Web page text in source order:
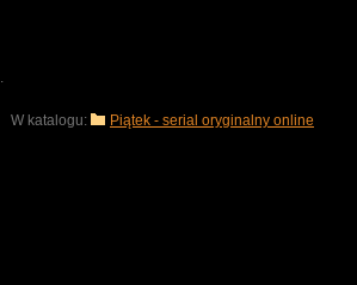
W katalogu: Piątek - serial oryginalny online